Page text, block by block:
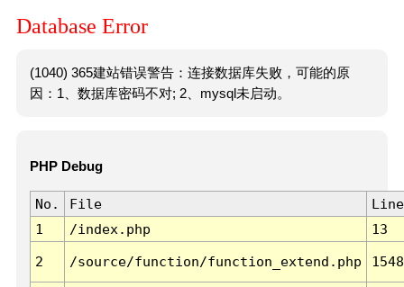
Database Error
(1040) 365建站错误警告：连接数据库失败，可能的原
因：1、数据库密码不对; 2、mysql未启动。
PHP Debug
No. File
Line
1
/index.php 13
2 /source/function/function_extend.php 1548